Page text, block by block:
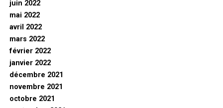
juin 2022
mai 2022
avril 2022
mars 2022
février 2022
janvier 2022
décembre 2021
novembre 2021
octobre 2021